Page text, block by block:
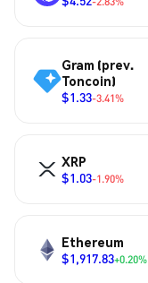
Gram (prev.
Toncoin)
$1.33-3.41%
XRP
$1.03-1.90%
Ethereum
$1,917.83+0.20%